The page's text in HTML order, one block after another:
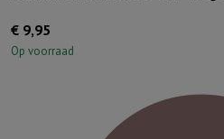
€ 9,95
Op voorraad